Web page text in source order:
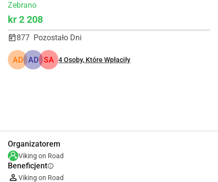
Zebrano
kr 2 208
877 Pozostało Dni
AD AD SA 4Osoby, Które Wpłaciły
Organizatorem
Viking on Road
Beneficjentinfo
Viking on Road